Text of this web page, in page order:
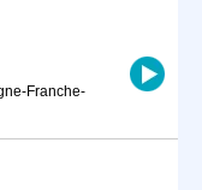
Franche-